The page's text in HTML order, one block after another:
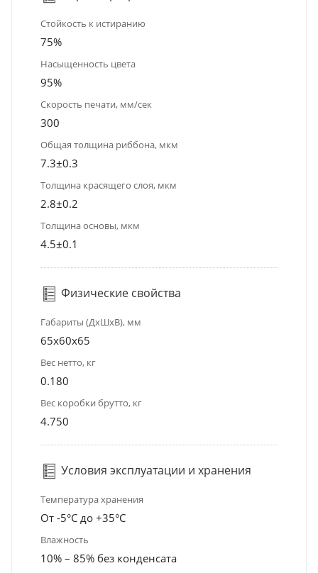
Стойкость к истиранию
75%
Насыщенность цвета
95%
Скорость печати, мм/сек
300
Общая толщина риббона, мкм
7.3±0.3
Толщина красящего слоя, мкм
2.8±0.2
Толщина основы, мкм
4.5±0.1
Физические свойства
Габариты (ДхШхВ), мм
65x60x65
Вес нетто, кг
0.180
Вес коробки брутто, кг
4.750
Условия эксплуатации и хранения
Температура хранения
От -5°С до +35°С
Влажность
10% – 85% без конденсата